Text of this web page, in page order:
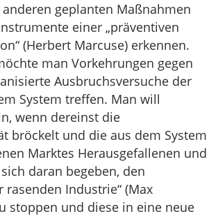
geplanten Maßnahmen
einer „präventiven
(Herbert Marcuse) erkennen.
man Vorkehrungen gegen
Ausbruchsversuche der
System treffen. Man will
wenn dereinst die
bröckelt und die aus dem System
Marktes Herausgefallenen und
daran begeben, den
rasenden Industrie“ (Max
stoppen und diese in eine neue